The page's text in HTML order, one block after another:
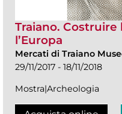
Traiano. Costruire
l’Europa
Mercati di Traiano
29/11/2017 - 18/11/2018
Mostra|Archeologia